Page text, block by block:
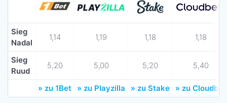
Sieg
Nadal
1,14 1,19 1,18 1,18
Sieg
Ruud
5,20 5,00 5,20 5,40
» zu 1Bet » zu Playzilla » zu Stake » zu Cloudbet